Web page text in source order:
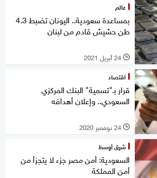
عالم
بمساعدة سعودية.. اليونان تضبط 4.3
طن حشيش قادم من لبنان
l 24 أبريل 2021
اقتصاد
قرار بـ"تسمية" البنك المركزي
السعودي.. وإعلان أهدافه
l 24 نوفمبر 2020
شرق أوسط
السعودية: أمن مصر جزء لا يتجزأ من
أمن المملكة